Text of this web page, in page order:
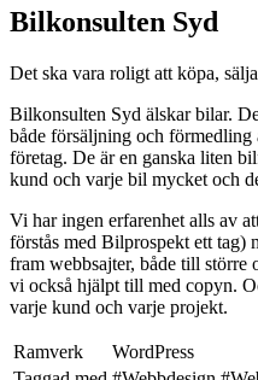
Bilkonsulten Syd
Det ska vara roligt att köpa,
Bilkonsulten Syd älskar bilar.
både försäljning och
företag. De är en ganska liten
kund och varje bil mycket och
Vi har ingen erfarenhet alls av
förstås med Bilprospekt ett tag)
fram webbsajter, både till större
vi också hjälpt till med copyn.
varje kund och varje projekt.
Ramverk
WordPress